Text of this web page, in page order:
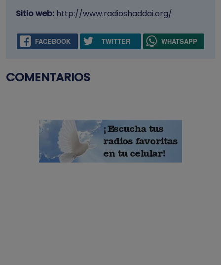
Sitio web: http://www.radioshaddai.org/
FACEBOOK TWITTER WHATSAPP
COMENTARIOS